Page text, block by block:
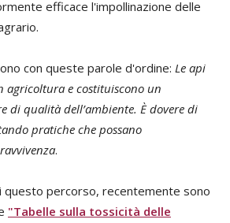
efficace l'impollinazione delle
con queste parole d'ordine: Le api
agricoltura e costituiscono un
di qualità dell’ambiente. È dovere di
pratiche che possano
.
questo percorso, recentemente sono
"Tabelle sulla tossicità delle